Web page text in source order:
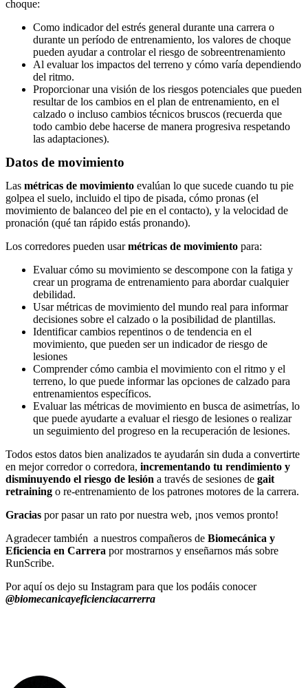
choque:
Como indicador del estrés general durante una carrera o
durante un período de entrenamiento, los valores de choque
pueden ayudar a controlar el riesgo de sobreentrenamiento
Al evaluar los impactos del terreno y cómo varía dependiendo
del ritmo.
Proporcionar una visión de los riesgos potenciales que pueden
resultar de los cambios en el plan de entrenamiento, en el
calzado o incluso cambios técnicos bruscos (recuerda que
todo cambio debe hacerse de manera progresiva respetando
las adaptaciones).
Datos de movimiento
Las métricas de movimiento evalúan lo que sucede cuando tu pie
golpea el suelo, incluido el tipo de pisada, cómo pronas (el
movimiento de balanceo del pie en el contacto), y la velocidad de
pronación (qué tan rápido estás pronando).
Los corredores pueden usarmétricas de movimiento para:
Evaluar cómo su movimiento se descompone con la fatiga y
crear un programa de entrenamiento para abordar cualquier
debilidad.
Usar métricas de movimiento del mundo real para informar
decisiones sobre el calzado o la posibilidad de plantillas.
Identificar cambios repentinos o de tendencia en el
movimiento, que pueden ser un indicador de riesgo de
lesiones
Comprender cómo cambia el movimiento con el ritmo y el
terreno, lo que puede informar las opciones de calzado para
entrenamientos específicos.
Evaluar las métricas de movimiento en busca de asimetrías, lo
que puede ayudarte a evaluar el riesgo de lesiones o realizar
un seguimiento del progreso en la recuperación de lesiones.
Todos estos datos bien analizados te ayudarán sin duda a convertirte
en mejor corredor o corredora, incrementando tu rendimiento y
disminuyendo el riesgo de lesión a través de sesiones de gait
retraining o re-entrenamiento de los patrones motores de la carrera.
Gracias por pasar un rato por nuestra web, ¡nos vemos pronto!
Agradecer también a nuestros compañeros de Biomecánica y
Eficiencia en Carrera por mostrarnos y enseñarnos más sobre
RunScribe.
Por aquí os dejo su Instagram para que los podáis conocer
@biomecanicayeficienciacarrerra